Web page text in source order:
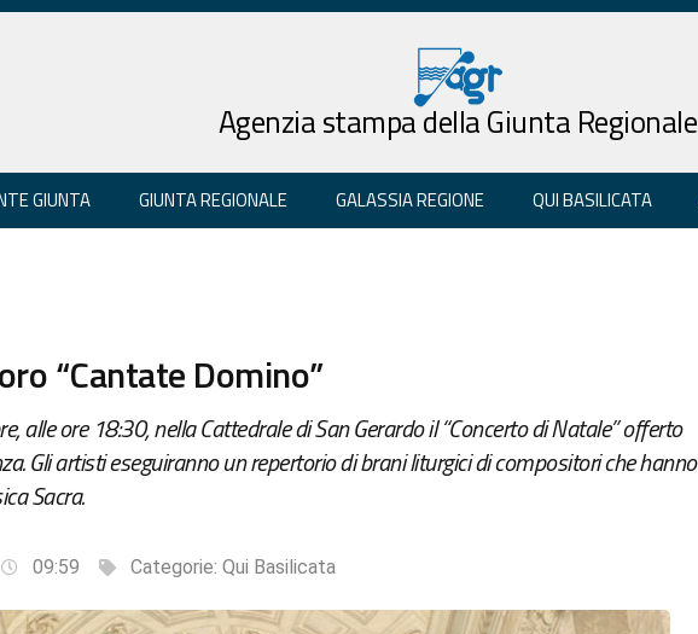
Agenzia stampa della Giunta Regionale
GIUNTA GIUNTA REGIONALE GALASSIA REGIONE QUI BASILICATA
“Cantate Domino”
alle ore 18:30, nella Cattedrale di San Gerardo il “Concerto di Natale” offerto
Gli artisti eseguiranno un repertorio di brani liturgici di compositori che hanno
Sacra.
09:59 Categorie: Qui Basilicata